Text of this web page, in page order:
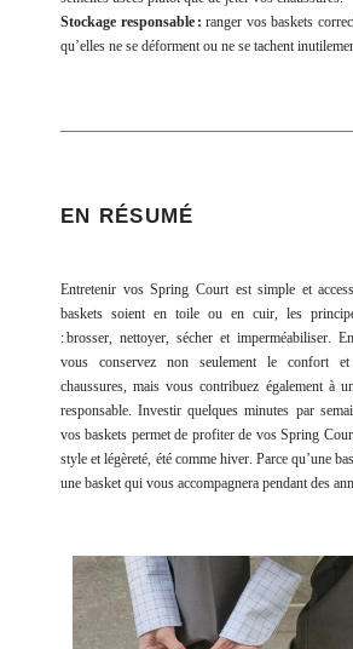
Stockage responsable : ranger vos baskets
qu’elles ne se déforment ou ne se tachent
EN RÉSUMÉ
Entretenir vos Spring Court est simple et
baskets soient en toile ou en cuir, les
: brosser, nettoyer, sécher et imperméabiliser.
vous conservez non seulement le confort
chaussures, mais vous contribuez également à
responsable. Investir quelques minutes par
vos baskets permet de profiter de vos Spring
style et légèreté, été comme hiver. Parce qu’une
une basket qui vous accompagnera pendant des